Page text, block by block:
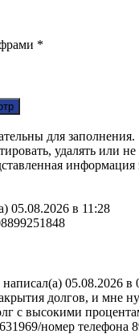
*
для заполнения.
удалять или
информация
05.08.2026 в 11:28
написал(а) 05.08.2026 в
долгов, и мне
с высокими
номер